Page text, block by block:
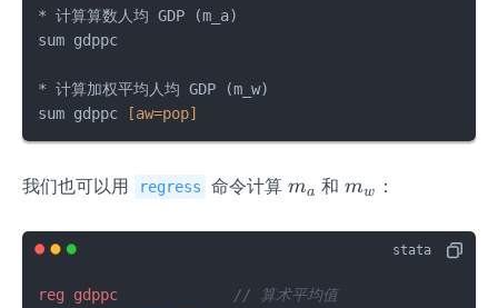
* 计算算数人均 GDP (m_a)
sum gdppc
* 计算加权平均人均 GDP (m_w)
sum gdppc
[aw=pop]
我们也可以用 regress 命令计算 m
a
ma 和 m
w
mw ：
reg gdppc
// 算术平均值